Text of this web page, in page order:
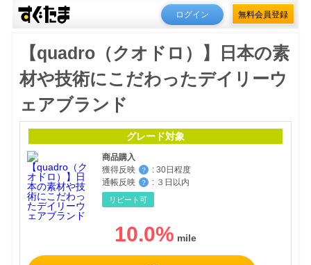
ログイン 無料会員登録
【quadro（クオドロ）】日本の素
材や技術にこだわったデイリーウ
ェアブランド
グレード対象
商品購入
獲得反映
？ : 30日程度
通帳反映
？ : ３日以内
リピート可
10.0%